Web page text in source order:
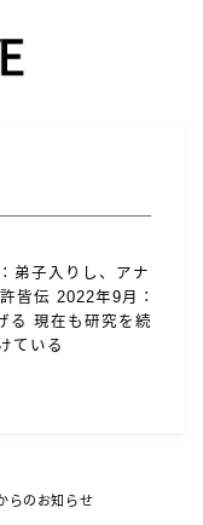
弟子入りし、アナ
皆伝 2022年9月：
る 現在も研究を続
ている
らのお知らせ